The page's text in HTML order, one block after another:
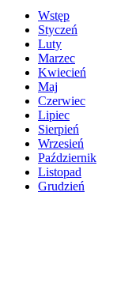
Wstęp
Styczeń
Luty
Marzec
Kwiecień
Maj
Czerwiec
Lipiec
Sierpień
Wrzesień
Październik
Listopad
Grudzień